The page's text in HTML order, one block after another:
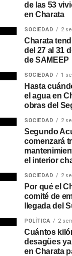
de las 53
en Charata
SOCIEDAD 2
Charata
del 27 al 31
de SAMEEP
SOCIEDAD 1
Hasta
el agua en
obras del
SOCIEDAD 2
Segundo
comenzará
el interior
SOCIEDAD 2
Por qué el
comité de
llegada del
POLÍTICA 2
Cuántos
desagües
en Charata